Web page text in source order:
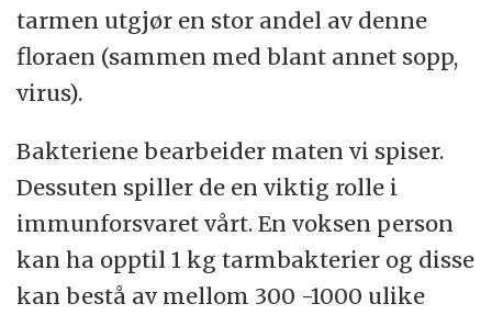
tarmen utgjør en stor andel av denne
floraen (sammen med blant annet sopp,
virus).
Bakteriene bearbeider maten vi spiser.
Dessuten spiller de en viktig rolle i
immunforsvaret vårt. En voksen person
kan ha opptil 1 kg tarmbakterier og disse
kan bestå av mellom 300 -1000 ulike